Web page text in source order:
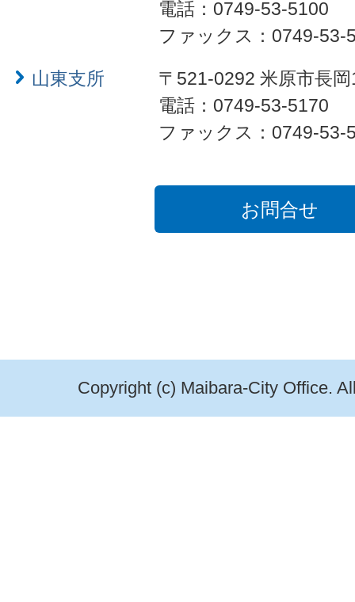
電話：0749-53-5100
ファックス：0749-53-
山東支所
〒521-0292 米原市長
電話：0749-53-5170
ファックス：0749-53-
お問合せ
Copyright (c) Maibara-City Office.